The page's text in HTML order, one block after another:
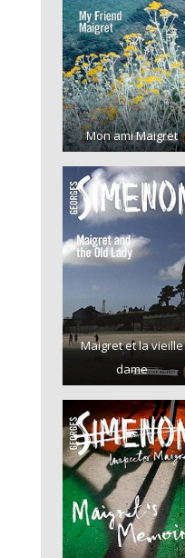
Mon ami Maigret
Maigret et la vieille
dame